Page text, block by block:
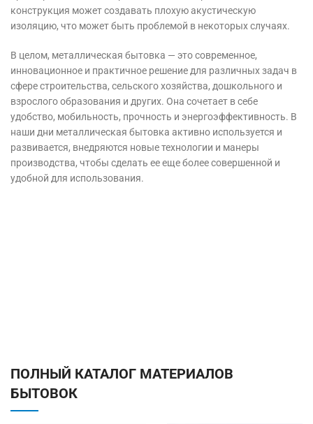
конструкция может создавать плохую акустическую
изоляцию, что может быть проблемой в некоторых случаях.
В целом, металлическая бытовка — это современное,
инновационное и практичное решение для различных задач в
сфере строительства, сельского хозяйства, дошкольного и
взрослого образования и других. Она сочетает в себе
удобство, мобильность, прочность и энергоэффективность. В
наши дни металлическая бытовка активно используется и
развивается, внедряются новые технологии и манеры
производства, чтобы сделать ее еще более совершенной и
удобной для использования.
ПОЛНЫЙ КАТАЛОГ МАТЕРИАЛОВ
БЫТОВОК